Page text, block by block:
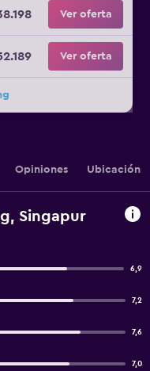
Ver oferta
Ver oferta
Opiniones Ubicación
Singapur
6,9
7,2
7,6
7,0